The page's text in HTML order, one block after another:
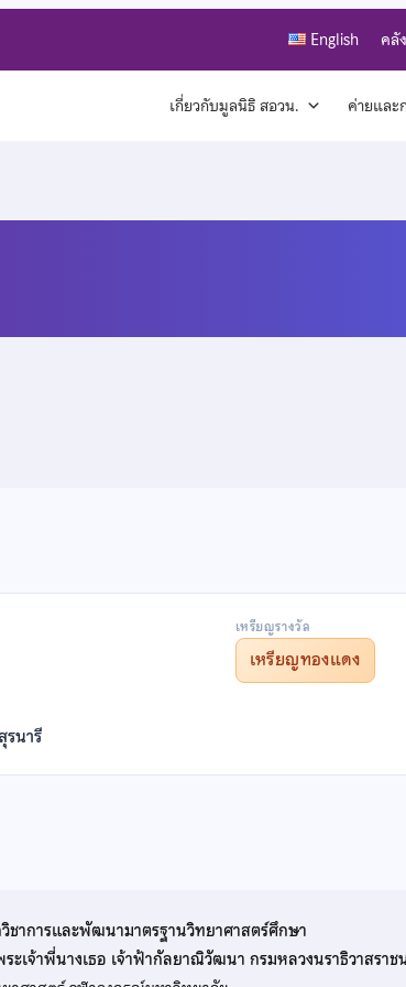
English คลั
เกี่ยวกับมูลนิธิ สอวน. ค่ายและ
เหรียญรางวัล
เหรียญทองแดง
นารี
ชาการและพัฒนามาตรฐานวิทยาศาสตร์ศึกษา
ะเจ้าพี่นางเธอ เจ้าฟ้ากัลยาณิวัฒนา กรมหลวงนราธิวาสรา